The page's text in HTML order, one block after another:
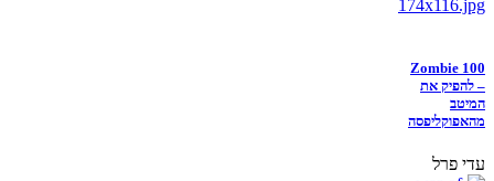
Zombie 100
– להפיק את
המיטב
מהאפוקליפסה
עדי פרל